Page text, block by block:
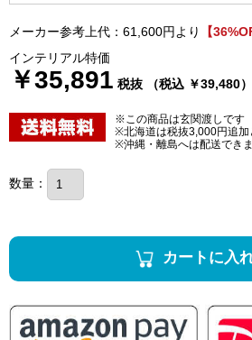
メーカー参考上代：61,600円より
【
インテリアル特価
￥35,891 税抜 （税込 ￥39,480）
※この商品は玄関渡しです
※北海道は税抜3,000円追加
※沖縄・離島へは配送でき
数量：
カートに入